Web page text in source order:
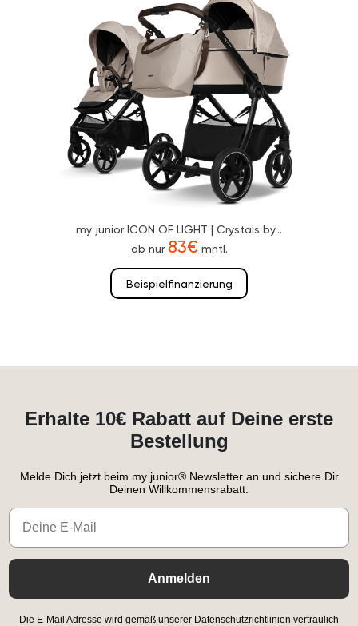
my junior ICON OF LIGHT | Crystals by...
ab nur 83€ mntl.
Beispielfinanzierung
Erhalte 10€ Rabatt auf Deine erste
Bestellung
Melde Dich jetzt beim my junior® Newsletter an und sichere Dir
Deinen Willkommensrabatt.
Email
Anmelden
Die E-Mail Adresse wird gemäß unserer Datenschutzrichtlinien vertraulich